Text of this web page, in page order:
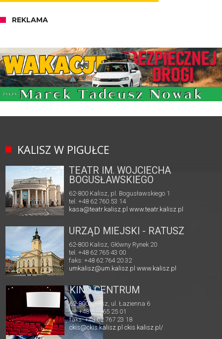
REKLAMA
KALISZ W PIGUŁCE
TEATR IM. WOJCIECHA
BOGUSŁAWSKIEGO
62-800 Kalisz, pl. Bogusławskiego 1
tel. +48 62 760 53 14
kasa@teatr.kalisz.pl www.teatr.kalisz.pl
URZĄD MIEJSKI - RATUSZ
62-800 Kalisz, Główny Rynek 20
tel. +48 62 765 43 00
faks: +48 62 764 20 32
umkalisz@um.kalisz.plwww.kalisz.pl
KINO CENTRUM
62-800 Kalisz, ul. Łazienna 6
tel. +48 62 765 25 01
faks. +48 62 767 23 18
ckis@ckis.kalisz.pl ckis.kalisz.pl/